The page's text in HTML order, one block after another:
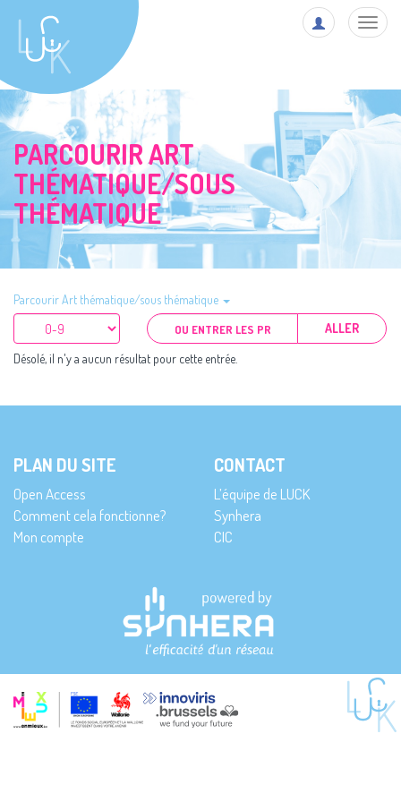
PARCOURIR ART
THÉMATIQUE/SOUS
THÉMATIQUE
Parcourir Art thématique/sous thématique
ALLER
Désolé, il n'y a aucun résultat pour cette entrée.
PLAN DU SITE
Open Access
Comment cela fonctionne?
Mon compte
CONTACT
L’équipe de LUCK
Synhera
CIC